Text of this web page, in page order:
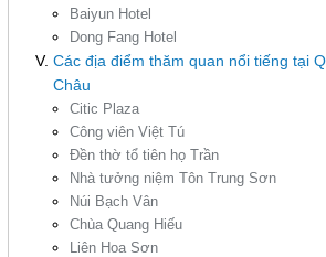
Baiyun Hotel
Dong Fang Hotel
Các địa điểm thăm quan nổi tiếng tại
Châu
Citic Plaza
Công viên Việt Tú
Đền thờ tổ tiên họ Trần
Nhà tưởng niệm Tôn Trung Sơn
Núi Bạch Vân
Chùa Quang Hiếu
Liên Hoa Sơn